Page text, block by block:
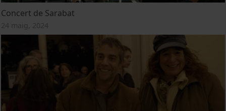
Concert de Sarabat
24 maig, 2024